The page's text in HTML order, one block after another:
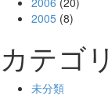
2005 (8)
カテゴ
未分類